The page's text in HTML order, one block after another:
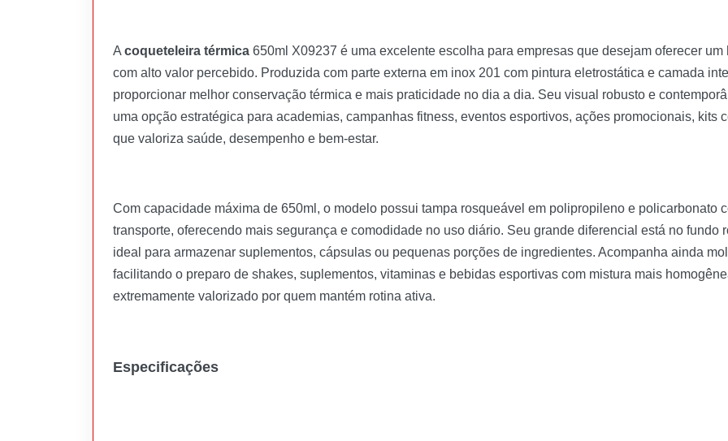
A coqueteleira térmica 650ml X09237 é uma excelente escolha para empresas que desejam oferecer um
com alto valor percebido. Produzida com parte externa em inox 201 com pintura eletrostática e camada
proporcionar melhor conservação térmica e mais praticidade no dia a dia. Seu visual robusto e
uma opção estratégica para academias, campanhas fitness, eventos esportivos, ações promocionais, kits
que valoriza saúde, desempenho e bem-estar.
Com capacidade máxima de 650ml, o modelo possui tampa rosqueável em polipropileno e policarbonato
transporte, oferecendo mais segurança e comodidade no uso diário. Seu grande diferencial está no fundo
ideal para armazenar suplementos, cápsulas ou pequenas porções de ingredientes. Acompanha ainda
facilitando o preparo de shakes, suplementos, vitaminas e bebidas esportivas com mistura mais
extremamente valorizado por quem mantém rotina ativa.
Especificações